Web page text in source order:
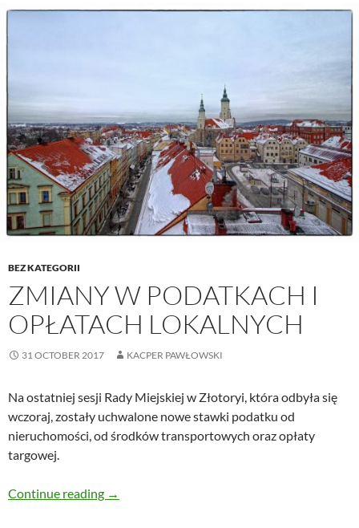
BEZ KATEGORII
ZMIANY W PODATKACH I
OPŁATACH LOKALNYCH
31 OCTOBER 2017 KACPER PAWŁOWSKI
Na ostatniej sesji Rady Miejskiej w Złotoryi, która odbyła się
wczoraj, zostały uchwalone nowe stawki podatku od
nieruchomości, od środków transportowych oraz opłaty
targowej.
Continue reading Zmiany w podatkach i opłatach lokalnych
→